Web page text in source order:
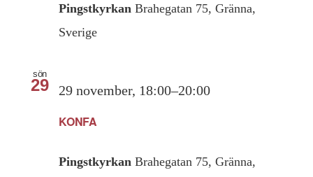
Pingstkyrkan Brahegatan 75, Gränna,
Sverige
sön
29
KONFA
29 november, 18:00–20:00
Pingstkyrkan Brahegatan 75, Gränna,